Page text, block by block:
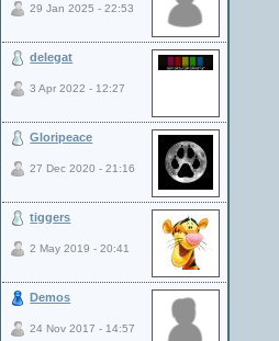
29 Jan 2025 - 22:53
delegat
3 Apr 2022 - 12:27
Gloripeace
27 Dec 2020 - 21:16
tiggers
2 May 2019 - 20:41
Demos
24 Nov 2017 - 14:57